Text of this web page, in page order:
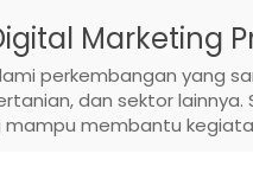
Marketing
perkembangan yang
dan sektor
membantu